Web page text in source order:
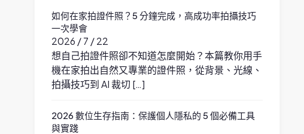
如何在家拍證件照？5 分鐘完成，高成功率拍攝技巧
一次學會
2026 / 7 / 22
想自己拍證件照卻不知道怎麼開始？本篇教你用手
機在家拍出自然又專業的證件照，從背景、光線、
拍攝技巧到 AI 裁切 […]
2026 數位生存指南：保護個人隱私的 5 個必備工具
與實踐